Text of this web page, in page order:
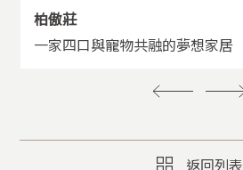
柏傲莊
一家四口與寵物共融的夢想家居
返回列表